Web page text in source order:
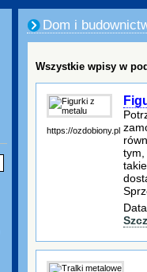
Dom i
Wszystkie wpisy w
https://ozdobiony.pl
tym,